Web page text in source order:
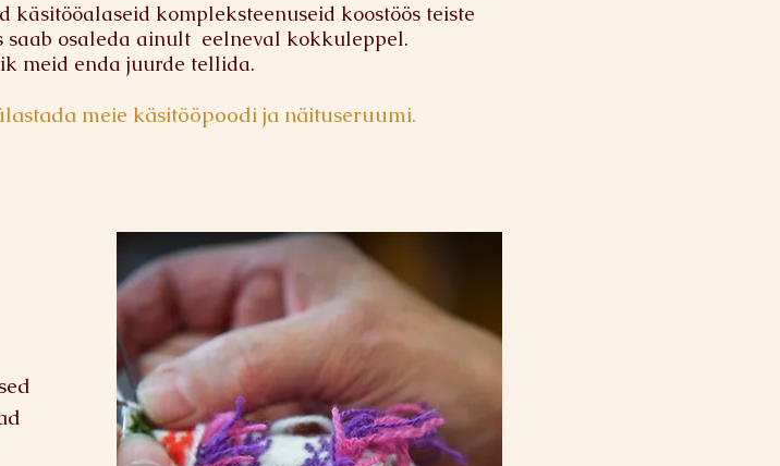
käsitööalaseid kompleksteenuseid koostöös teiste
saab osaleda ainult eelneval kokkuleppel.
meid enda juurde tellida.
meie käsitööpoodi ja näituseruumi.